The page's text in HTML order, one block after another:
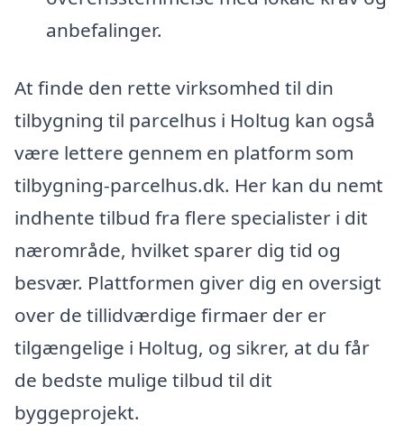
anbefalinger.
At finde den rette virksomhed til din
tilbygning til parcelhus i Holtug kan også
være lettere gennem en platform som
tilbygning-parcelhus.dk. Her kan du nemt
indhente tilbud fra flere specialister i dit
nærområde, hvilket sparer dig tid og
besvær. Plattformen giver dig en oversigt
over de tillidværdige firmaer der er
tilgængelige i Holtug, og sikrer, at du får
de bedste mulige tilbud til dit
byggeprojekt.